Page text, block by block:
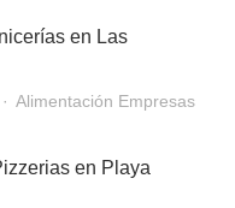
en Las
Alimentación Empresas
en Playa